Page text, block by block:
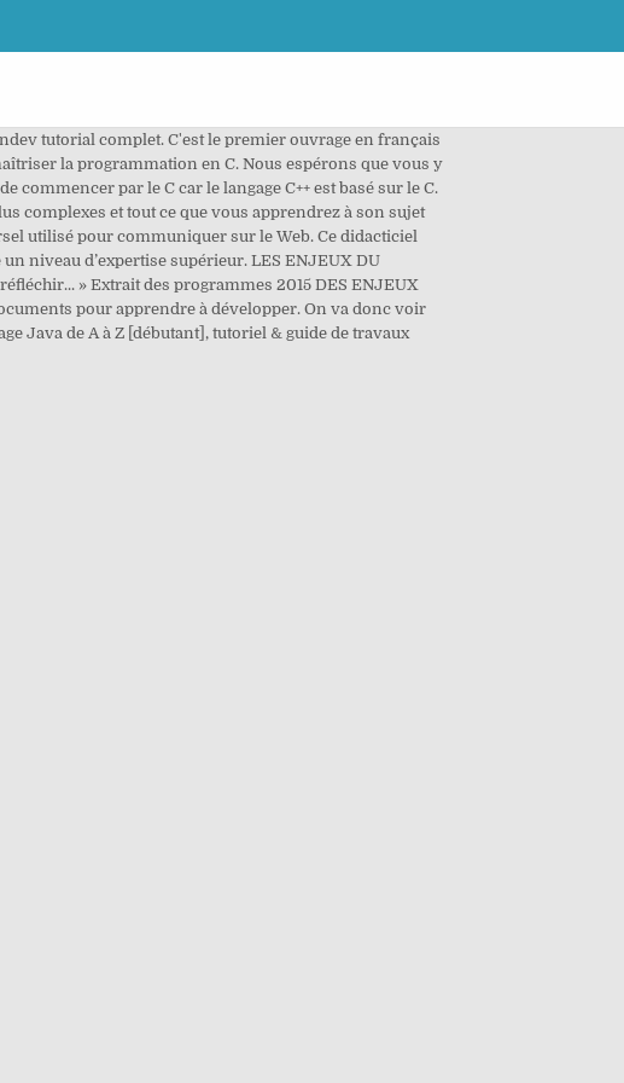
tutorial complet. C'est le premier ouvrage en français
la programmation en C. Nous espérons que vous y
par le C car le langage C++ est basé sur le C.
complexes et tout ce que vous apprendrez à son sujet
utilisé pour communiquer sur le Web. Ce didacticiel
niveau d’expertise supérieur. LES ENJEUX DU
» Extrait des programmes 2015 DES ENJEUX
pour apprendre à développer. On va donc voir
Java de A à Z [débutant], tutoriel & guide de travaux